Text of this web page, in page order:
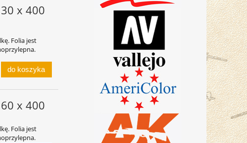
x 400
Folia jest
do koszyka
x 400
Folia jest